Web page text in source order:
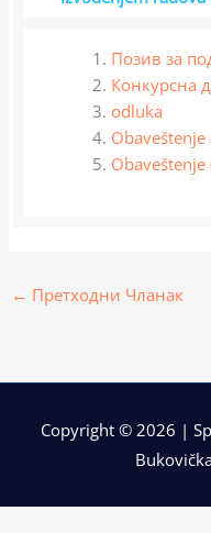
Позив за
Конкурсна
odluka
Obaveštenje
← Претходни Чланак
Copyright © 2026 |